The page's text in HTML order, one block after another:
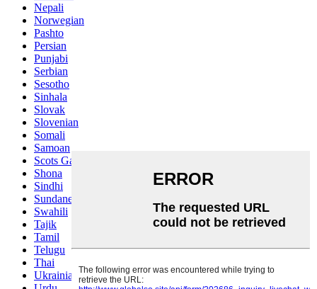
Nepali
Norwegian
Pashto
Persian
Punjabi
Serbian
Sesotho
Sinhala
Slovak
Slovenian
Somali
Samoan
Scots Gaelic
Shona
Sindhi
Sundanese
Swahili
Tajik
Tamil
Telugu
Thai
Ukrainian